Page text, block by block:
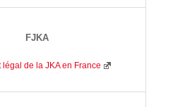
FJKA
légal de la JKA en France